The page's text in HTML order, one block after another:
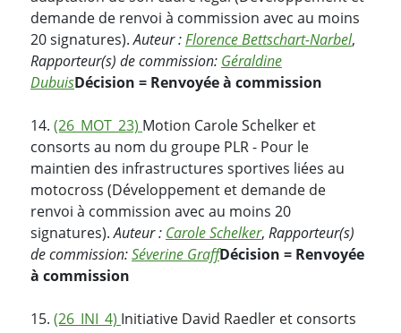
demande de renvoi à commission avec au moins
20 signatures).Auteur :Florence Bettschart-Narbel,
Rapporteur(s) de commission: Géraldine
DubuisDécision = Renvoyée à commission
14. (26_MOT_23) Motion Carole Schelker et
consorts au nom du groupe PLR - Pour le
maintien des infrastructures sportives liées au
motocross (Développement et demande de
renvoi à commission avec au moins 20
signatures).Auteur : Carole Schelker, Rapporteur(s)
de commission:Séverine GraffDécision = Renvoyée
à commission
15. (26_INI_4) Initiative David Raedler et consorts